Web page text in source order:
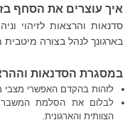
b
y
ע
ה
איך עוצרים את הסחף
סדנאות והרצאות לזיהוי
בארגונך לנהל בצורה
במסגרת הסדנאות
לזהות בהקדם האפשרי מצבי
לבלום את הסלמת המשבר
הצוותית והארגונית.